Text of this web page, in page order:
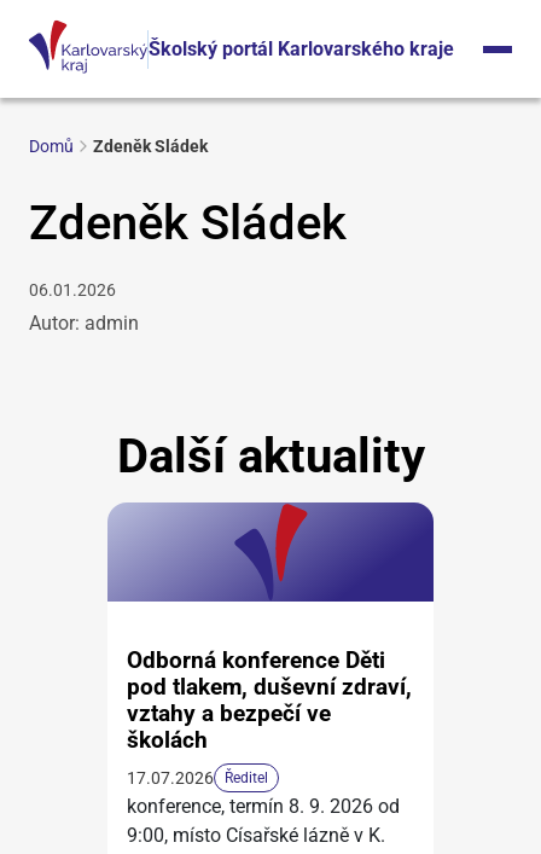
Školský portál Karlovarského kraje
Domů Zdeněk Sládek
Zdeněk Sládek
06.01.2026
Autor: admin
Další aktuality
Odborná konference Děti
pod tlakem, duševní zdraví,
vztahy a bezpečí ve
školách
17.07.2026 Ředitel
konference, termín 8. 9. 2026 od
9:00, místo Císařské lázně v K.